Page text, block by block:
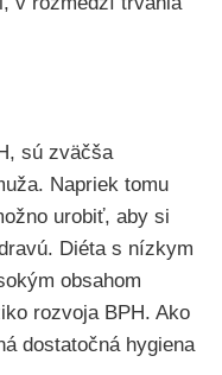
sú zväčša
Napriek tomu
urobiť, aby si
Diéta s nízkym
obsahom
rozvoja BPH. Ako
dostatočná hygiena